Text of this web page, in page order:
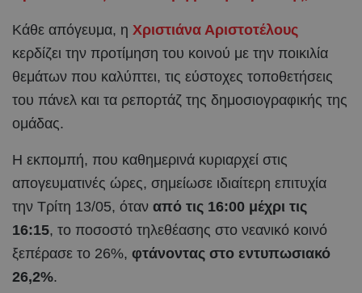
Κάθε απόγευμα, η Χριστιάνα Αριστοτέλους
κερδίζει την προτίμηση του κοινού με την ποικιλία
θεμάτων που καλύπτει, τις εύστοχες τοποθετήσεις
του πάνελ και τα ρεπορτάζ της δημοσιογραφικής της
ομάδας.
Η εκπομπή, που καθημερινά κυριαρχεί στις
απογευματινές ώρες, σημείωσε ιδιαίτερη επιτυχία
την Τρίτη 13/05, όταν από τις 16:00 μέχρι τις
16:15, το ποσοστό τηλεθέασης στο νεανικό κοινό
ξεπέρασε το 26%, φτάνοντας στο εντυπωσιακό
26,2%.